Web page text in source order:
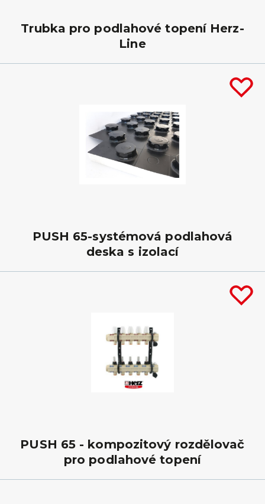
Trubka pro podlahové topení Herz-
Line
PUSH 65-systémová podlahová
deska s izolací
PUSH 65 - kompozitový rozdělovač
pro podlahové topení